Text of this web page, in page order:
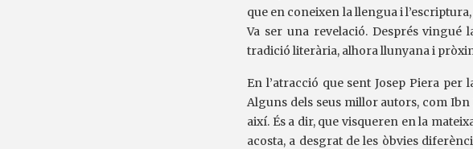
que en coneixen la llengua i
Va ser una revelació. Després vingué
tradició literària, alhora llunyana i
En l’atracció que sent Josep Piera per
Alguns dels seus millor autors, com
així. És a dir, que visqueren en la
acosta, a desgrat de les òbvies